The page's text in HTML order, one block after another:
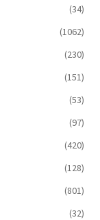
(34)
(1062)
(230)
(151)
(53)
(97)
(420)
(128)
(801)
(32)